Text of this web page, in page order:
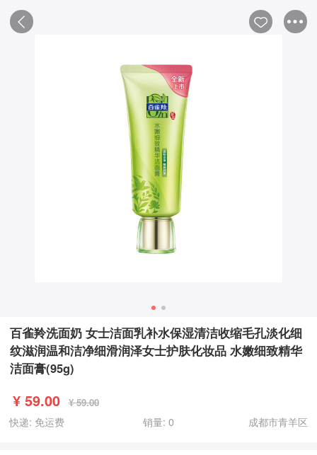
百雀羚洗面奶 女士洁面乳补水保湿清洁收缩毛孔淡化细
纹滋润温和洁净细滑润泽女士护肤化妆品 水嫩细致精华
洁面膏(95g)
¥ 59.00 ¥ 59.00
快递: 免运费 销量: 0 成都市青羊区